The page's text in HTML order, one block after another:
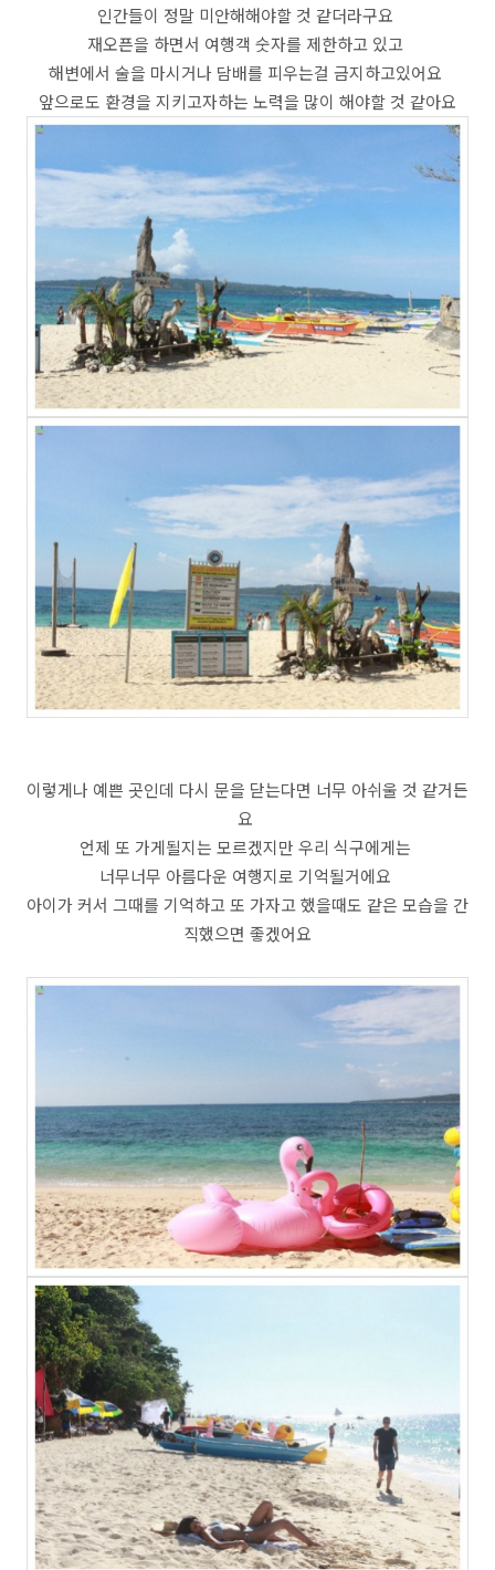
인간들이 정말 미안해해야할 것 같더라구요
재오픈을 하면서 여행객 숫자를 제한하고 있고
해변에서 술을 마시거나 담배를 피우는걸 금지하고있어요
앞으로도 환경을 지키고자하는 노력을 많이 해야할 것 같아요
이렇게나 예쁜 곳인데 다시 문을 닫는다면 너무 아쉬울 것 같거든
요
언제 또 가게될지는 모르겠지만 우리 식구에게는
너무너무 아름다운 여행지로 기억될거에요
아이가 커서 그때를 기억하고 또 가자고 했을때도 같은 모습을 간
직했으면 좋겠어요